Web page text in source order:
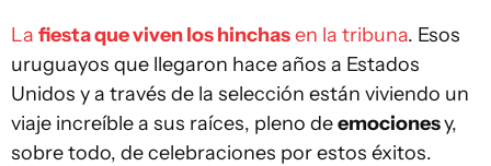
La fiesta que viven los hinchasen la tribuna. Esos
uruguayos que llegaron hace años a Estados
Unidos y a través de la selección están viviendo un
viaje increíble a sus raíces, pleno deemocionesy,
sobre todo, de celebraciones por estos éxitos.